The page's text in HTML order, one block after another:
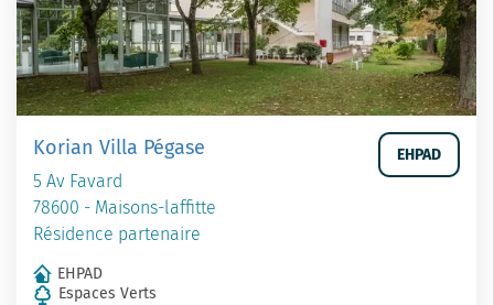
Korian Villa Pégase
5 Av Favard
78600 - Maisons-laffitte
Résidence partenaire
EHPAD
EHPAD
Espaces Verts